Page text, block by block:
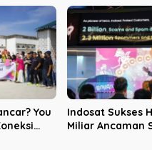
Tangguh
bjb
You
Indosat Sukses
Miliar Ancaman